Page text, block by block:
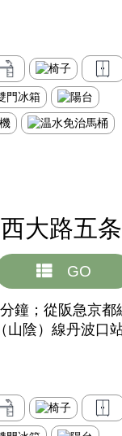
大路五条
GO
鐘；從阪急京都
山陰）線丹波口